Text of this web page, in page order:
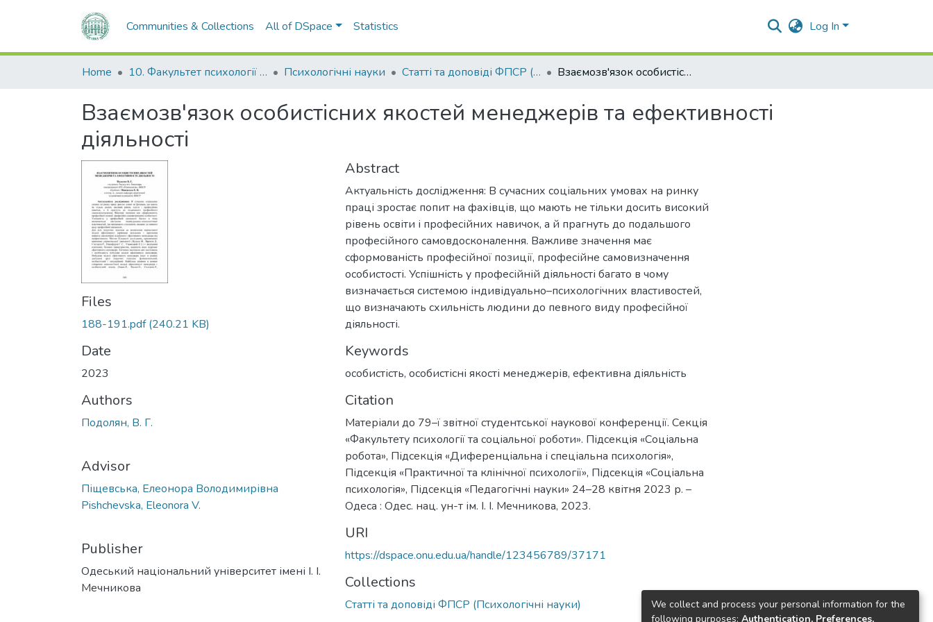
Communities & Collections All of DSpace Statistics Log In
Home 10. Факультет психології та соціальної роботи Психологічні науки Статті та доповіді ФПСР (Психологічні науки) Взаємозв'язок особистісних якостей менеджерів та ефективності діяльності
Взаємозв'язок особистісних якостей менеджерів та ефективності
діяльності
Files
188-191.pdf(240.21 KB)
Date
2023
Authors
Подолян, В. Г.
Advisor
Піщевська, Елеонора Володимирівна
Pishchevska, Eleonora V.
Publisher
Одеський національний університет імені І. І.
Мечникова
Abstract
Актуальність дослідження: В сучасних соціальних умовах на ринку
праці зростає попит на фахівців, що мають не тільки досить високий
рівень освіти і професійних навичок, а й прагнуть до подальшого
професійного самовдосконалення. Важливе значення має
сформованість професійної позиції, професійне самовизначення
особистості. Успішність у професійній діяльності багато в чому
визначається системою індивідуально–психологічних властивостей,
що визначають схильність людини до певного виду професійної
діяльності.
Keywords
особистість, особистісні якості менеджерів, ефективна діяльність
Citation
Матеріали до 79–ї звітної студентської наукової конференції. Секція
«Факультету психології та соціальної роботи». Підсекція «Соціальна
робота», Підсекція «Диференціальна і спеціальна психологія»,
Підсекція «Практичної та клінічної психології», Підсекція «Соціальна
психологія», Підсекція «Педагогічні науки» 24–28 квітня 2023 р. –
Одеса : Одес. нац. ун-т ім. І. І. Мечникова, 2023.
URI
https://dspace.onu.edu.ua/handle/123456789/37171
Collections
Статті та доповіді ФПСР (Психологічні науки)
We collect and process your personal information for the
following purposes: Authentication, Preferences,